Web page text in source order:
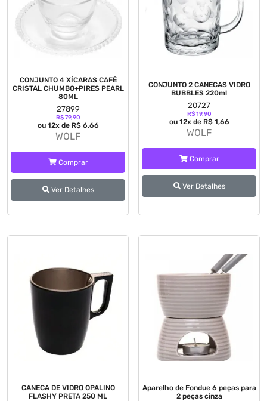
CONJUNTO 4 XÍCARAS CAFÉ
CRISTAL CHUMBO+PIRES PEARL
80ML
27899
R$ 79,90
ou 12x de R$ 6,66
WOLF
Comprar
Ver Detalhes
CONJUNTO 2 CANECAS VIDRO
BUBBLES 220ml
20727
R$ 19,90
ou 12x de R$ 1,66
WOLF
Comprar
Ver Detalhes
CANECA DE VIDRO OPALINO
FLASHY PRETA 250 ML
Aparelho de Fondue 6 peças para
2 peças cinza